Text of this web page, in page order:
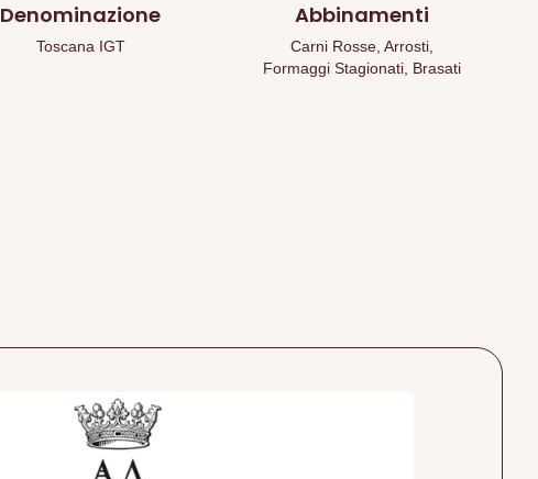
Denominazione
Toscana IGT
Abbinamenti
Carni Rosse, Arrosti,
Formaggi Stagionati, Brasati